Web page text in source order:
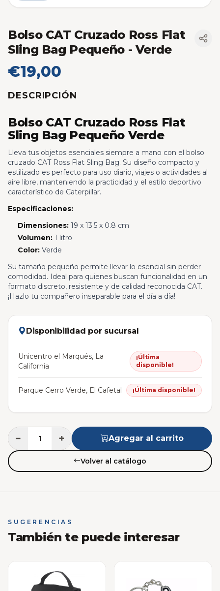
Bolso CAT Cruzado Ross Flat
Sling Bag Pequeño- Verde
€19,00
DESCRIPCIÓN
Bolso CAT Cruzado Ross Flat
Sling Bag Pequeño Verde
Lleva tus objetos esenciales siempre a mano con el bolso
cruzado CAT Ross Flat Sling Bag. Su diseño compacto y
estilizado es perfecto para uso diario, viajes o actividades al
aire libre, manteniendo la practicidad y el estilo deportivo
característico de Caterpillar.
Especificaciones:
Dimensiones:19 x 13.5 x 0.8 cm
Volumen:1 litro
Color:Verde
Su tamaño pequeño permite llevar lo esencial sin perder
comodidad. Ideal para quienes buscan funcionalidad en un
formato discreto, resistente y de calidad reconocida CAT.
¡Hazlo tu compañero inseparable para el día a día!
Disponibilidad por sucursal
Unicentro el Marqués, La
California
¡Última
disponible!
Parque Cerro Verde, El Cafetal ¡Última disponible!
− + Agregar al carrito
Volver al catálogo
SUGERENCIAS
También te puede interesar